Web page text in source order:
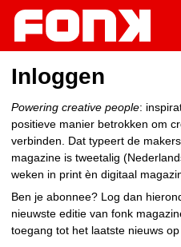
Inloggen
Powering creative people:
positieve manier betrokken om
verbinden. Dat typeert de
magazine is tweetalig
weken in print èn digitaal
Ben je abonnee? Log dan
nieuwste editie van fonk
toegang tot het laatste nieuws